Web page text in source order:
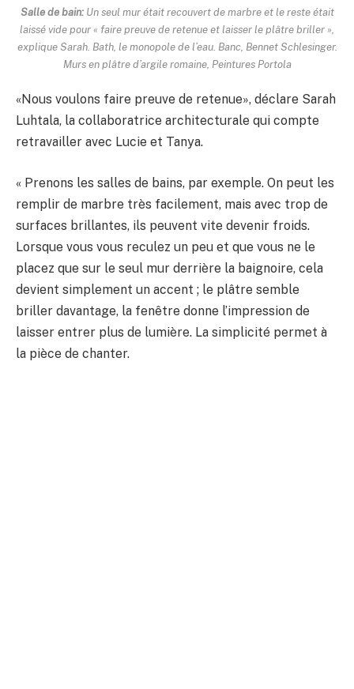
Salle de bain:Un seul mur était recouvert de marbre et le reste était
laissé vide pour « faire preuve de retenue et laisser le plâtre briller »,
explique Sarah. Bath, le monopole de l’eau. Banc, Bennet Schlesinger.
Murs en plâtre d’argile romaine, Peintures Portola
«Nous voulons faire preuve de retenue», déclare Sarah
Luhtala, la collaboratrice architecturale qui compte
retravailler avec Lucie et Tanya.
« Prenons les salles de bains, par exemple. On peut les
remplir de marbre très facilement, mais avec trop de
surfaces brillantes, ils peuvent vite devenir froids.
Lorsque vous vous reculez un peu et que vous ne le
placez que sur le seul mur derrière la baignoire, cela
devient simplement un accent ; le plâtre semble
briller davantage, la fenêtre donne l’impression de
laisser entrer plus de lumière. La simplicité permet à
la pièce de chanter.